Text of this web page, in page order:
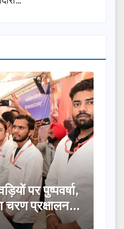
विकास योजनाओं के
स्वीकृति दी…